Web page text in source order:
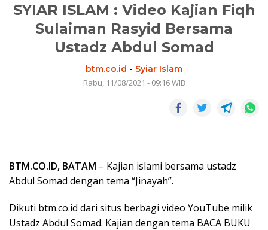
SYIAR ISLAM : Video Kajian Fiqh
Sulaiman Rasyid Bersama
Ustadz Abdul Somad
btm.co.id - Syiar Islam
Rabu, 11/08/2021 - 09:16 WIB
BTM.CO.ID, BATAM – Kajian islami bersama ustadz
Abdul Somad dengan tema “Jinayah”.
Dikuti btm.co.id dari situs berbagi video YouTube milik
Ustadz Abdul Somad. Kajian dengan tema BACA BUKU